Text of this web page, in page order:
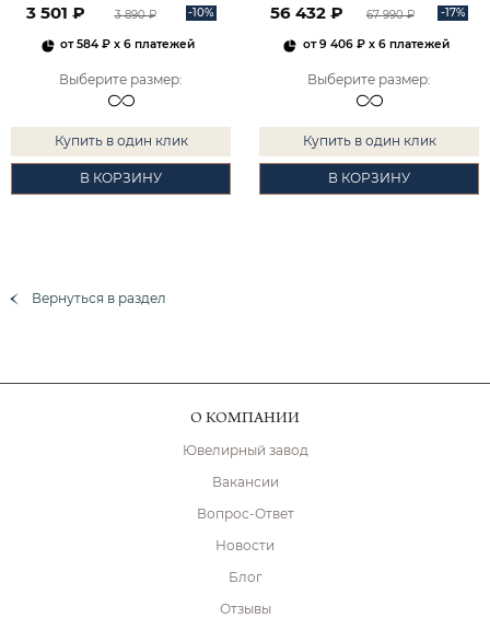
3 501 ₽ 3 890 ₽ -10%
от584 ₽ x 6 платежей
Выберите размер:
Купить в один клик
В КОРЗИНУ
56 432 ₽ 67 990 ₽ -17%
от9 406 ₽x 6 платежей
Выберите размер:
Купить в один клик
В КОРЗИНУ
Вернуться в раздел
О КОМПАНИИ
Ювелирный завод
Вакансии
Вопрос-Ответ
Новости
Блог
Отзывы